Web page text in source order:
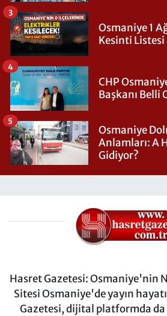
Osmaniye 1
Kesinti Listesi
3
CHP
Başkanı Belli
4
Osmaniye
Anlamları: A
Gidiyor?
5
Hasret Gazetesi: Osmaniye'nin
Sitesi Osmaniye'de yayın
Gazetesi, dijital platformda